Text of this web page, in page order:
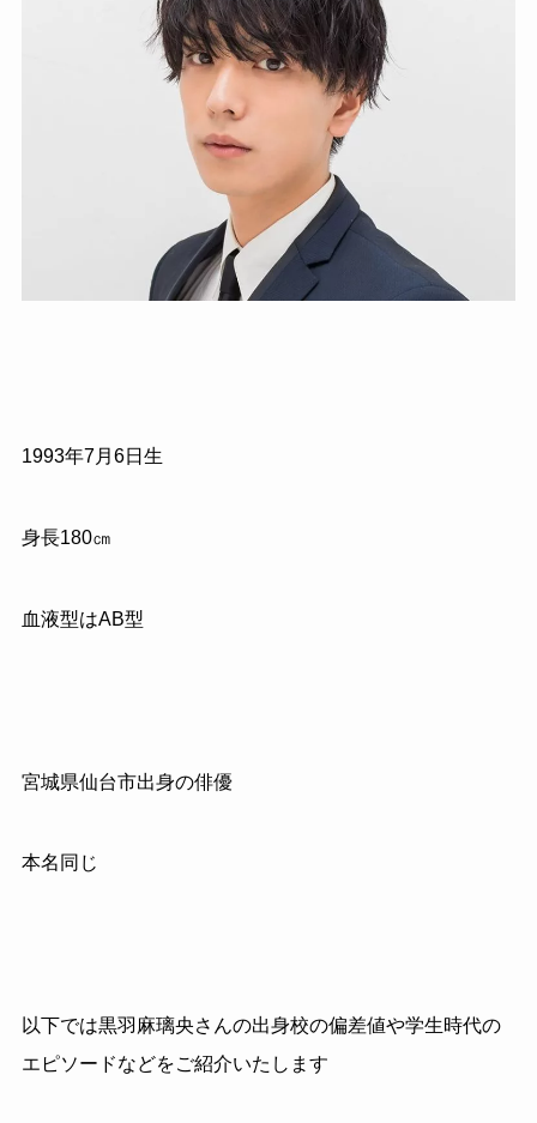
1993年7月6日生
身長180㎝
血液型はAB型
宮城県仙台市出身の俳優
本名同じ
以下では黒羽麻璃央さんの出身校の偏差値や学生時代の
エピソードなどをご紹介いたします